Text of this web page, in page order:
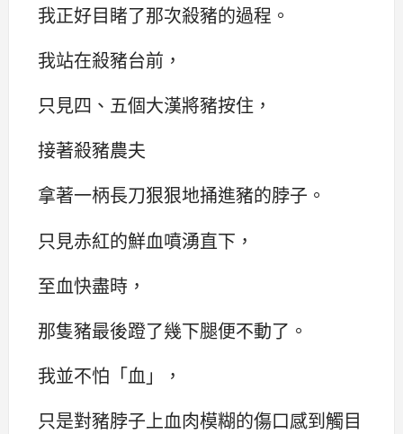
我正好目睹了那次殺豬的過程。
我站在殺豬台前，
只見四、五個大漢將豬按住，
接著殺豬農夫
拿著一柄長刀狠狠地捅進豬的脖子。
只見赤紅的鮮血噴湧直下，
至血快盡時，
那隻豬最後蹬了幾下腿便不動了。
我並不怕「血」，
只是對豬脖子上血肉模糊的傷口感到觸目